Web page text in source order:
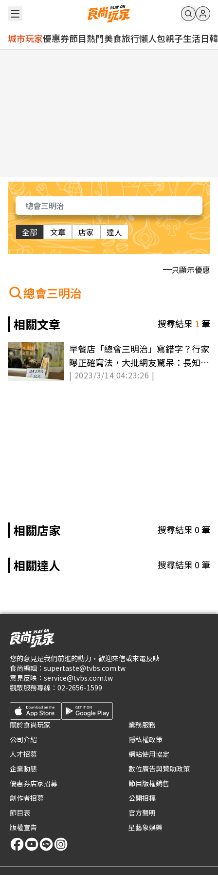
城市玩家優惠券節目熱門美食旅行懶人包親子生活日韓
全部 文章 店家 達人
只顯示優惠
總會三明治
相關文章
搜尋結果 1筆
早餐店「總會三明治」寫錯字？行家
曝正確寫法，大批網友驚呆：長知識
了
| 2023/3/14 04:23:26 |
相關店家 搜尋結果0筆
相關達人 搜尋結果0筆
您的意見是我們前進的動力，歡迎來信或來電反映
食尚編輯： supertaste@tvbs.com.tw
意見反映： service@tvbs.com.tw
觀眾服務專線： 02-2656-1599
關於食尚玩家
公司介紹
人才招募
企業動態
優惠券店家招募
創作者招募
節目表
版權宣告
業務服務
隱私權政策
網站使用協定
數位廣告與贊助政策
節目版權銷售
公開招標
官方聲明
星藝象娛樂